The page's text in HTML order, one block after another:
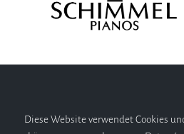
Diese Website verwendet Cookies